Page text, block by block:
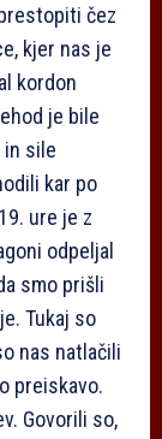
čez
kjer nas je
kordon
je bile
in sile
kar po
ure je z
odpeljal
smo prišli
Tukaj so
nas natlačili
preiskavo.
Govorili so,